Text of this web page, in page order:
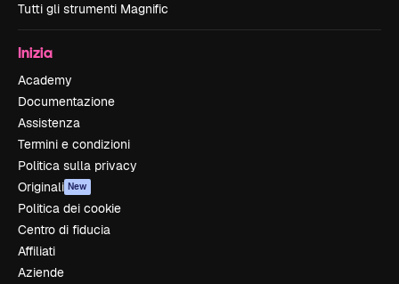
Tutti gli strumenti Magnific
Inizia
Academy
Documentazione
Assistenza
Termini e condizioni
Politica sulla privacy
Originali New
Politica dei cookie
Centro di fiducia
Affiliati
Aziende